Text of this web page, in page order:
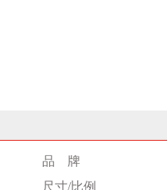
品
牌
尺寸/比例